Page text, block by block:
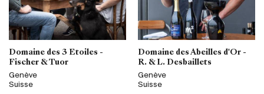
Domaine des 3 Etoiles -
Fischer & Tuor
Genève
Suisse
Domaine des Abeilles d'Or -
R. & L. Desbaillets
Genève
Suisse